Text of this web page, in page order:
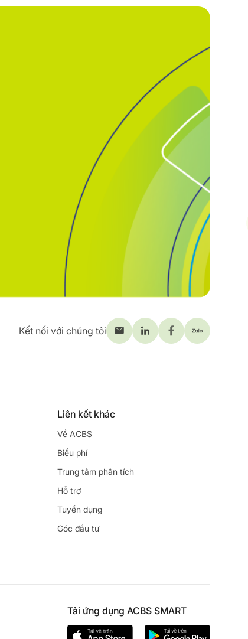
Kết nối với chúng tôi
Liên kết khác
Về ACBS
Biểu phí
Trung tâm phân tích
Hỗ trợ
Tuyển dụng
Góc đầu tư
Tải ứng dụng ACBS SMART